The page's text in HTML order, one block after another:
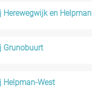
Herewegwijk en Helpman
Grunobuurt
Helpman-West